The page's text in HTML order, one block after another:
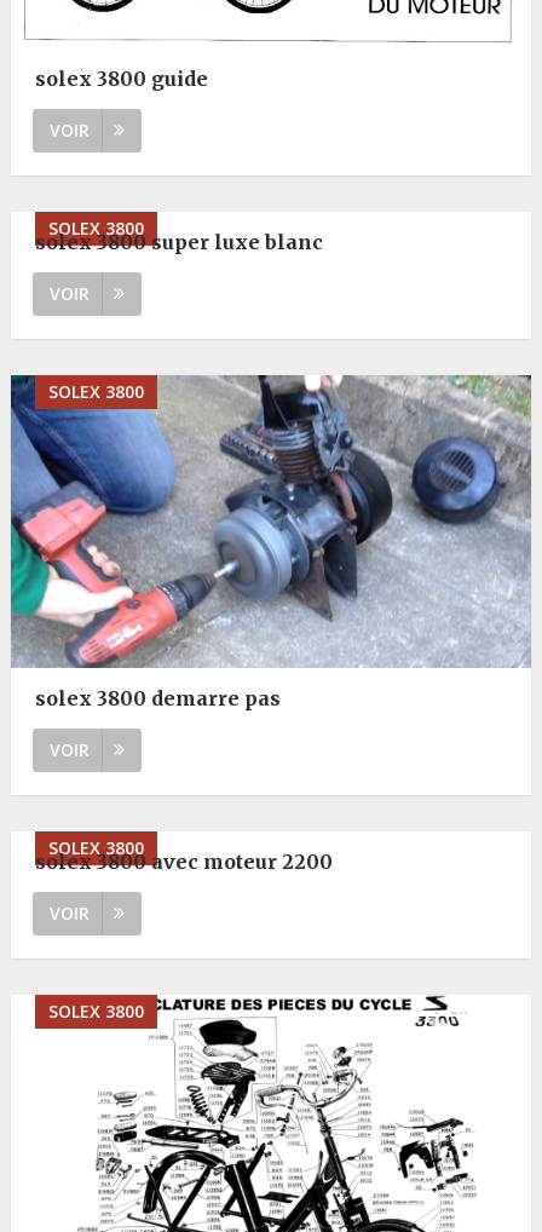
solex 3800 guide
VOIR
SOLEX 3800
solex 3800 super luxe blanc
VOIR
SOLEX 3800
solex 3800 demarre pas
VOIR
SOLEX 3800
solex 3800 avec moteur 2200
VOIR
SOLEX 3800